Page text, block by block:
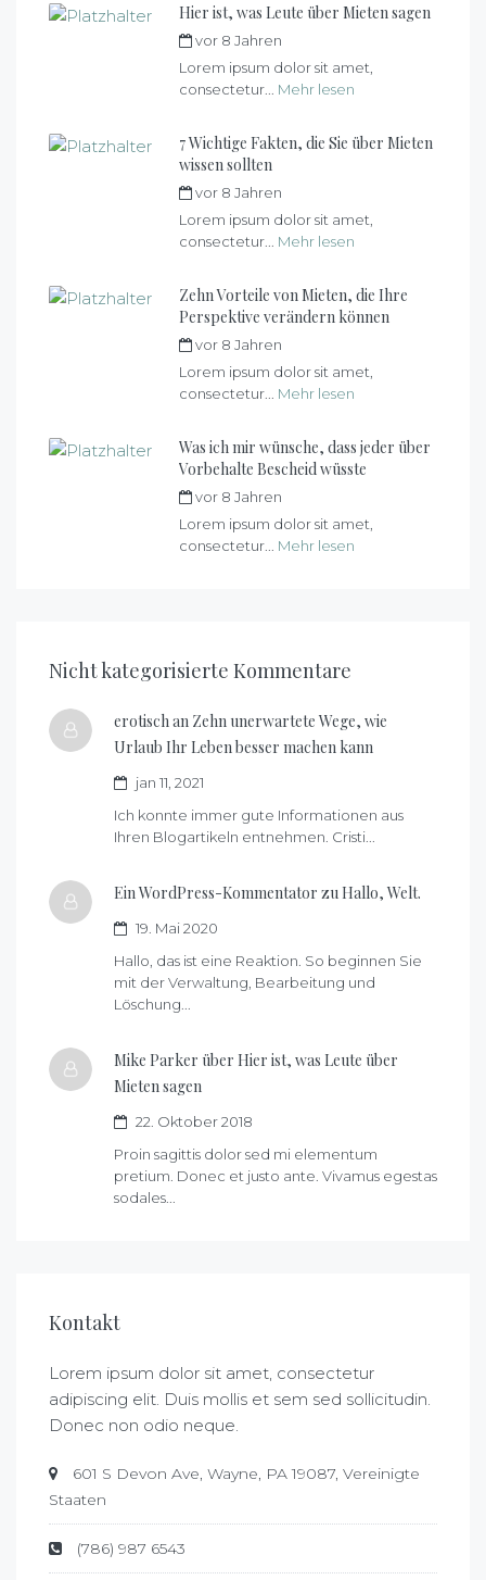
Hier ist, was Leute über Mieten sagen
vor 8 Jahren
Lorem ipsum dolor sit amet,
consectetur... Mehr lesen
7 Wichtige Fakten, die Sie über Mieten
wissen sollten
vor 8 Jahren
Lorem ipsum dolor sit amet,
consectetur... Mehr lesen
Zehn Vorteile von Mieten, die Ihre
Perspektive verändern können
vor 8 Jahren
Lorem ipsum dolor sit amet,
consectetur... Mehr lesen
Was ich mir wünsche, dass jeder über
Vorbehalte Bescheid wüsste
vor 8 Jahren
Lorem ipsum dolor sit amet,
consectetur... Mehr lesen
Nicht kategorisierte Kommentare
erotisch an Zehn unerwartete Wege, wie
Urlaub Ihr Leben besser machen kann
jan 11, 2021
Ich konnte immer gute Informationen aus
Ihren Blogartikeln entnehmen. Cristi...
Ein WordPress-Kommentator zu Hallo, Welt.
19. Mai 2020
Hallo, das ist eine Reaktion. So beginnen Sie
mit der Verwaltung, Bearbeitung und
Löschung...
Mike Parker über Hier ist, was Leute über
Mieten sagen
22. Oktober 2018
Proin sagittis dolor sed mi elementum
pretium. Donec et justo ante. Vivamus egestas
sodales...
Kontakt
Lorem ipsum dolor sit amet, consectetur
adipiscing elit. Duis mollis et sem sed sollicitudin.
Donec non odio neque.
601 S Devon Ave, Wayne, PA 19087, Vereinigte
Staaten
(786) 987 6543